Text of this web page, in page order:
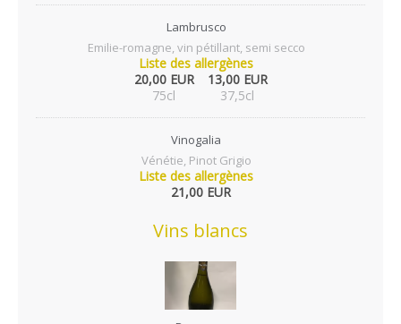
Lambrusco
Emilie-romagne, vin pétillant, semi secco
Liste des allergènes
20,00 EUR
75cl
13,00 EUR
37,5cl
Vinogalia
Vénétie, Pinot Grigio
Liste des allergènes
21,00 EUR
Vins blancs